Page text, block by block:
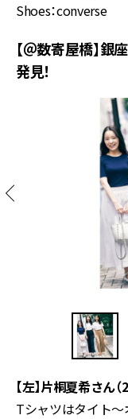
Shoes：converse
【＠数寄屋橋】
発見！
【左】片桐夏希さん
Tシャツはタイト〜